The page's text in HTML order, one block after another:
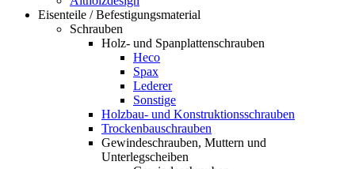
Eisenteile / Befestigungsmaterial
Schrauben
Holz- und Spanplattenschrauben
Heco
Spax
Lederer
Sonstige
Holzbau- und Konstruktionsschrauben
Trockenbauschrauben
Gewindeschrauben, Muttern und
Unterlegscheiben